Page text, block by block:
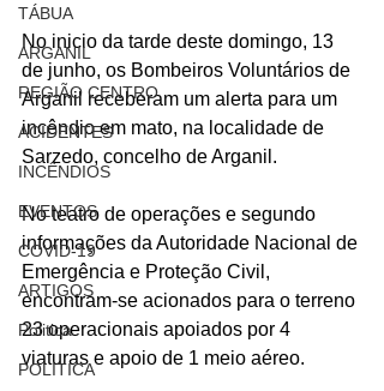
TÁBUA
ARGANIL
REGIÃO CENTRO
ACIDENTES
INCÊNDIOS
EVENTOS
COVID-19
ARTIGOS
Politica
POLITICA
No inicio da tarde deste domingo, 13
de junho, os Bombeiros Voluntários de
Arganil receberam um alerta para um
incêndio em mato, na localidade de
Sarzedo, concelho de Arganil.
No teatro de operações e segundo
informações da Autoridade Nacional de
Emergência e Proteção Civil,
encontram-se acionados para o terreno
23 operacionais apoiados por 4
viaturas e apoio de 1 meio aéreo.